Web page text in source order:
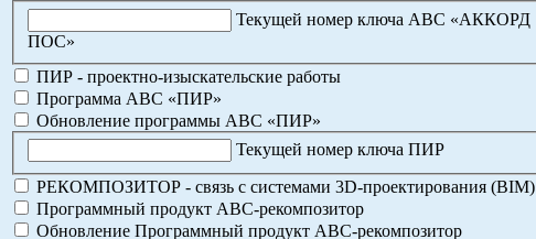
Текущей номер ключа АВС «АККОРД
ПОС»
ПИР - проектно-изыскательские работы
Программа АВС «ПИР»
Обновление программы АВС «ПИР»
Текущей номер ключа ПИР
РЕКОМПОЗИТОР - связь с системами 3D-проектирования (BIM)
Программный продукт АВС-рекомпозитор
Обновление Программный продукт АВС-рекомпозитор